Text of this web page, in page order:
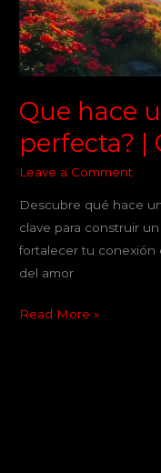
Que hace
perfecta? |
Leave a Comment
Descubre qué hace
clave para construir
fortalecer tu conexión
del amor
Guía
completa
Read More »